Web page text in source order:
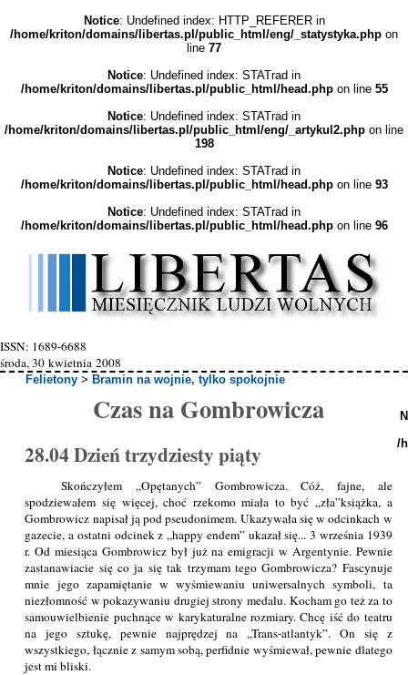
Notice: Undefined index: HTTP_REFERER in
/home/kriton/domains/libertas.pl/public_html/eng/_statystyka.php on
line 77
Notice: Undefined index: STATrad in
/home/kriton/domains/libertas.pl/public_html/head.phpon line 55
Notice: Undefined index: STATrad in
/home/kriton/domains/libertas.pl/public_html/eng/_artykul2.php on line
198
Notice: Undefined index: STATrad in
/home/kriton/domains/libertas.pl/public_html/head.phpon line 93
Notice: Undefined index: STATrad in
/home/kriton/domains/libertas.pl/public_html/head.phpon line 96
ISSN: 1689-6688
środa, 30 kwietnia 2008
Felietony >Bramin na wojnie, tylko spokojnie
Czas na Gombrowicza
28.04 Dzień trzydziesty piąty
Skończyłem „Opętanych” Gombrowicza. Cóż, fajne, ale
spodziewałem się więcej, choć rzekomo miała to być „zła”książka, a
Gombrowicz napisał ją pod pseudonimem. Ukazywała się w odcinkach w
gazecie, a ostatni odcinek z „happy endem” ukazał się... 3 września 1939
r. Od miesiąca Gombrowicz był już na emigracji w Argentynie. Pewnie
zastanawiacie się co ja się tak trzymam tego Gombrowicza? Fascynuje
mnie jego zapamiętanie w wyśmiewaniu uniwersalnych symboli, ta
niezłomność w pokazywaniu drugiej strony medalu. Kocham go też za to
samouwielbienie puchnące w karykaturalne rozmiary. Chcę iść do teatru
na jego sztukę, pewnie najprędzej na „Trans-atlantyk”. On się z
wszystkiego, łącznie z samym sobą, perfidnie wyśmiewał, pewnie dlatego
jest mi bliski.
/